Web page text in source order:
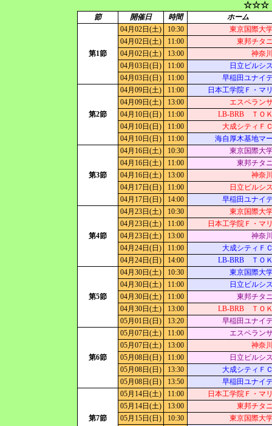
☆☆☆
節 開催日 時間 ホーム
第1節
04月02日(土) 10:30
東京国際大
04月02日(土)
11:00
東邦チタ
04月02日(土)
13:00
神奈
04月03日(日)
11:00
日立ビルシ
04月03日(日)
11:00 早稲田ユナイ
第2節
04月09日(土) 11:00
日本工学院Ｆ・マ
04月09日(土)
13:00
エスペラン
04月10日(日)
11:00
LB-BRB ＴＯ
04月10日(日)
11:00
大成シティＦ
04月10日(日)
11:00 海自厚木基地マ
第3節
04月16日(土) 10:30
東京国際大
04月16日(土)
11:00
東邦チタ
04月16日(土)
13:00
神奈
04月17日(日)
11:00
日立ビルシ
04月17日(日)
14:00 早稲田ユナイ
第4節
04月23日(土) 10:30
東京国際大
04月23日(土)
11:00
日本工学院Ｆ・マ
04月23日(土)
13:00
神奈
04月24日(日)
11:00
大成シティＦ
04月24日(日)
14:00 LB-BRB ＴＯ
第5節
04月30日(土) 10:30
東京国際大
04月30日(土)
11:00
日立ビルシ
04月30日(土)
11:00
東邦チタ
04月30日(土)
13:00
LB-BRB ＴＯ
05月01日(日)
13:20 早稲田ユナイ
第6節
05月07日(土) 11:00
エスペラン
05月07日(土)
13:00
神奈
05月08日(日)
11:00
日立ビルシ
05月08日(日)
13:30
大成シティＦ
05月08日(日)
13:50 早稲田ユナイ
第7節
05月14日(土) 11:00
日本工学院Ｆ・マ
05月14日(土)
13:00
東邦チタ
05月15日(日)
10:30
東京国際大